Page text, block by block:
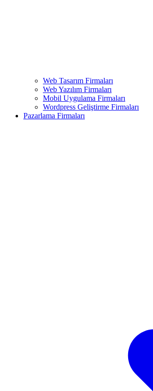
Web Tasarım Firmaları
Web Yazılım Firmaları
Mobil Uygulama Firmaları
Wordpress Geliştirme Firmaları
Pazarlama Firmaları